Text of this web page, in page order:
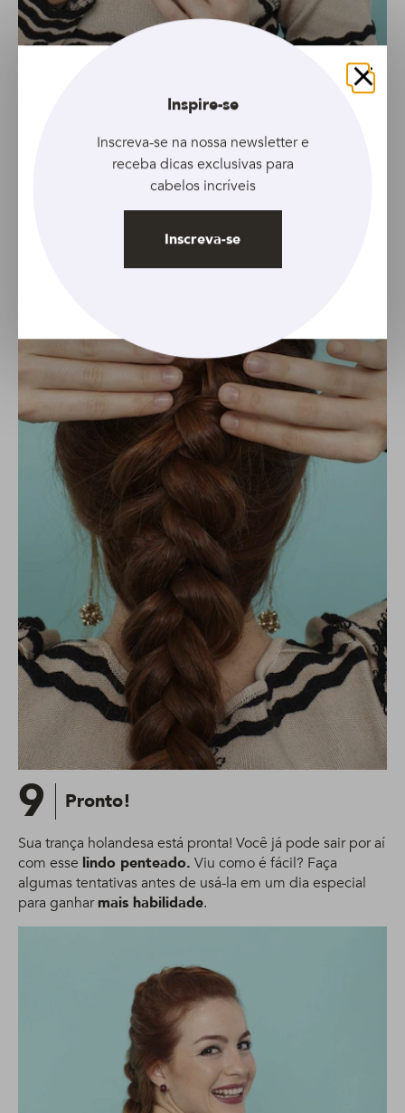
Você pode deixar o gomo da trança mais aberto para
realçar ainda mais seu formato invertido . Vá abrindo
com cuidado com as pontas dos dedos, dando uma
afrouxada em cada trançado.
9 Pronto!
Sua trança holandesa está pronta! Você já pode sair por aí
com esse lindo penteado. Viu como é fácil? Faça
algumas tentativas antes de usá-la em um dia especial
para ganharmais habilidade.
Fechar
Inspire-se
Inscreva-se na nossa newsletter e
receba dicas exclusivas para
cabelos incríveis
Inscreva-se